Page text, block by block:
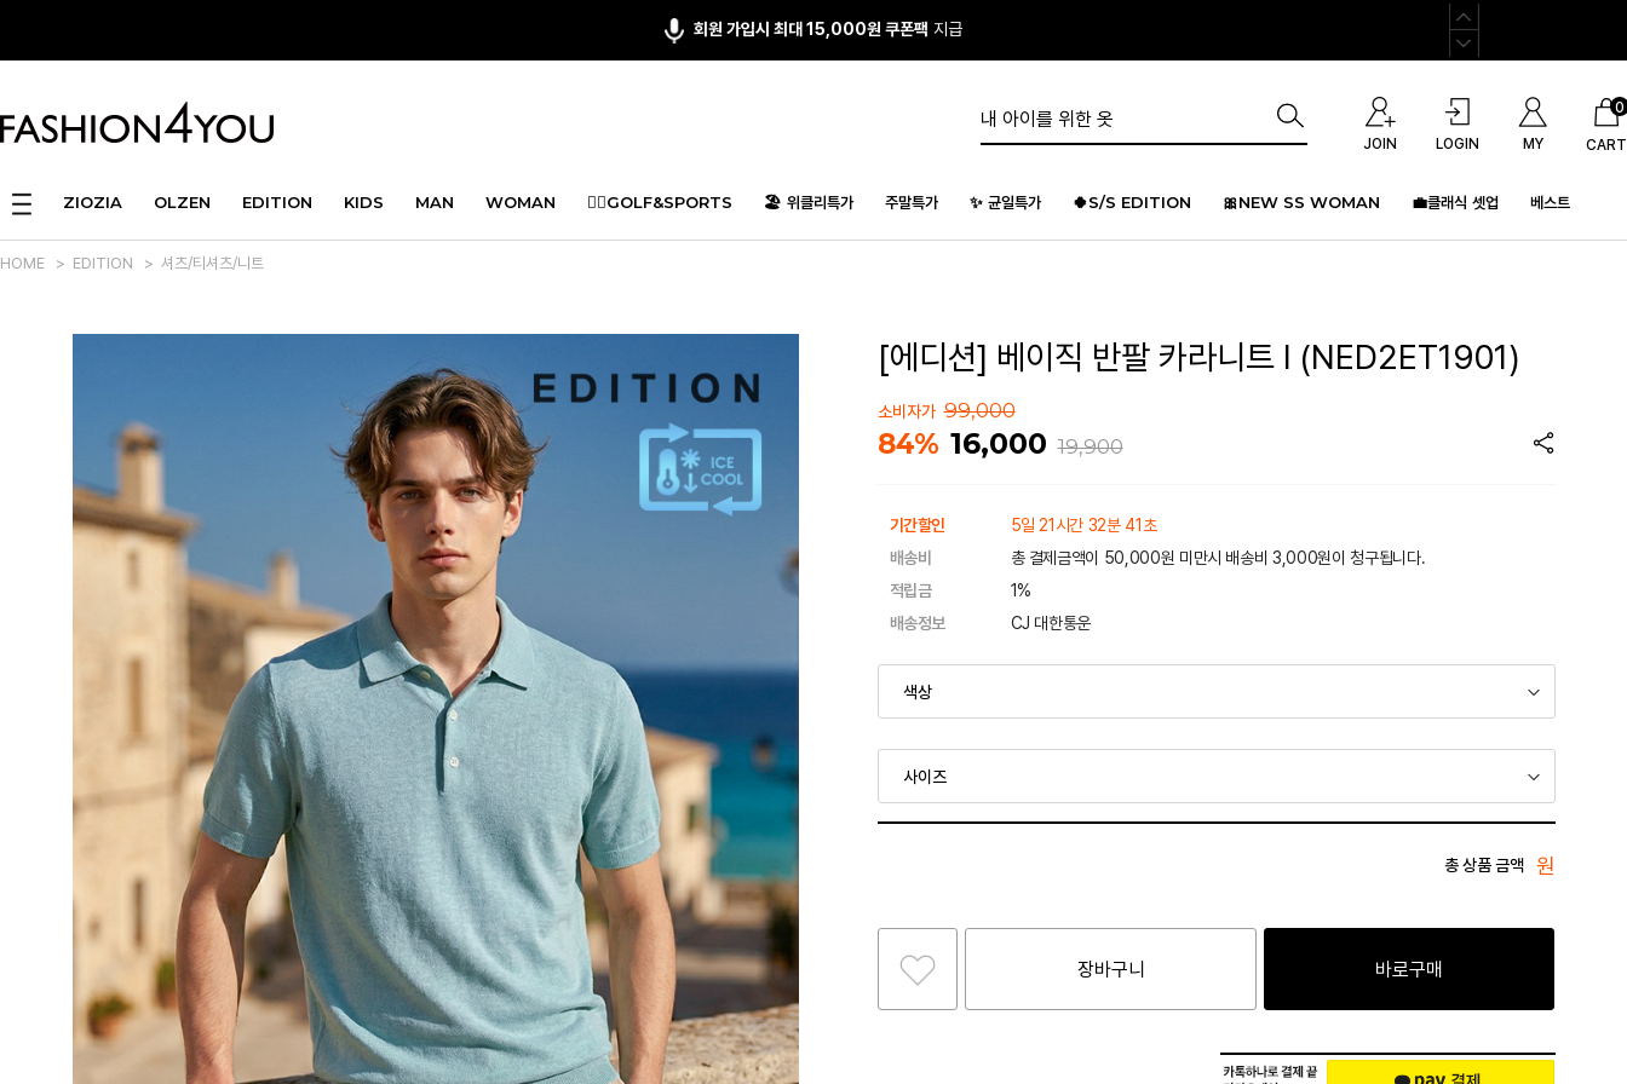
앱다운 3,000원쿠폰 증정
JOIN LOGIN MY CART
0
ZIOZIA OLZEN EDITION KIDS MAN WOMAN 🏌️‍♂️GOLF&SPORTS 🏖️ 위클리특가 주말특가 ✨ 균일특가 🍀S/S EDITION 🎀NEW SS WOMAN 💼클래식 셋업 베스트
HOME > EDITION > 셔츠/티셔츠/니트
[에디션] 베이직 반팔 카라니트 I (NED2ET1901)
소비자가 99,000
84% 16,000 19,900
기간할인
5일 21시간 32분 41초
배송비
총 결제금액이 50,000원 미만시 배송비 3,000원이 청구됩니다.
적립금
1%
배송정보
CJ 대한통운
총 상품 금액 원
장바구니 바로구매